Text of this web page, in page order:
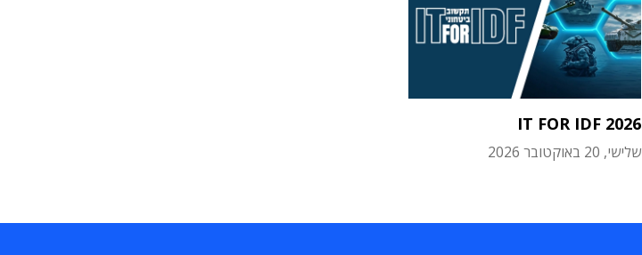
IT FOR IDF 2026
שלישי, 20 באוקטובר 2026